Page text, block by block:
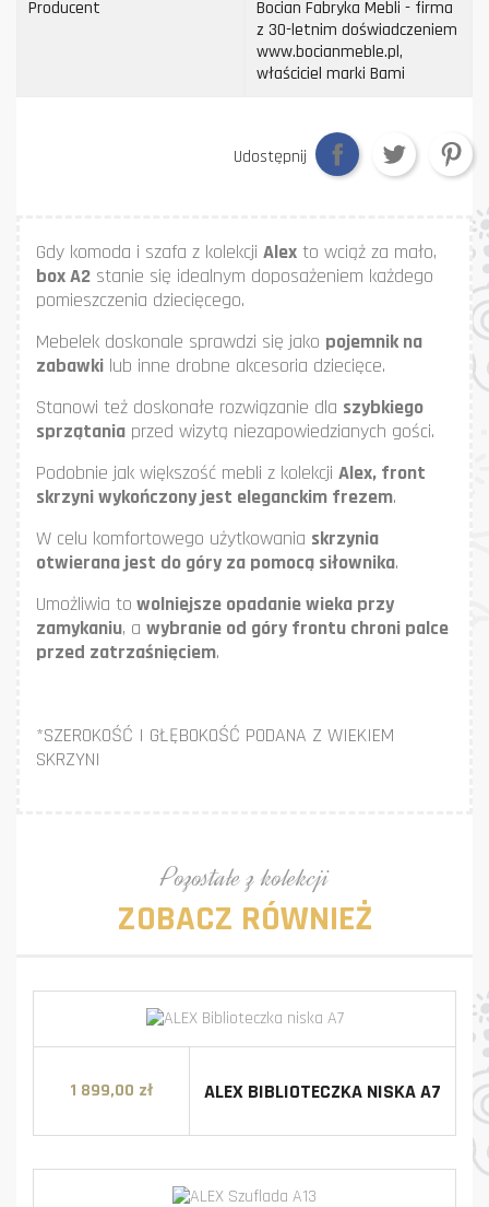
Producent
Bocian Fabryka Mebli - firma
z 30-letnim doświadczeniem
www.bocianmeble.pl,
właściciel marki Bami
Udostępnij
Gdy komoda i szafa z kolekcji Alex to wciąż za mało,
box A2 stanie się idealnym doposażeniem każdego
pomieszczenia dziecięcego.
Mebelek doskonale sprawdzi się jako pojemnik na
zabawki lub inne drobne akcesoria dziecięce.
Stanowi też doskonałe rozwiązanie dla szybkiego
sprzątania przed wizytą niezapowiedzianych gości.
Podobnie jak większość mebli z kolekcji Alex, front
skrzyni wykończony jest eleganckim frezem.
W celu komfortowego użytkowania skrzynia
otwierana jest do góry za pomocą siłownika.
Umożliwia to wolniejsze opadanie wieka przy
zamykaniu, a wybranie od góry frontu chroni palce
przed zatrzaśnięciem.
*SZEROKOŚĆ I GŁĘBOKOŚĆ PODANA Z WIEKIEM
SKRZYNI
Pozostałe z kolekcji
ZOBACZ RÓWNIEŻ
Cena
1 899,00 zł ALEX BIBLIOTECZKA NISKA A7